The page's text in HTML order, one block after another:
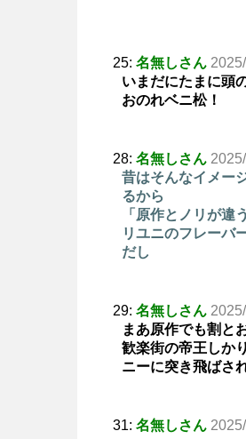
25: 名無しさん
いまだにたまに頭
おのれベニ松！
28: 名無しさん
昔はそんなイメー
るから
「原作とノリが
リユニのフレーバ
だし
29: 名無しさん
まあ原作でも割と
歓楽街の帝王しか
ニーに突き飛ばさ
31: 名無しさん